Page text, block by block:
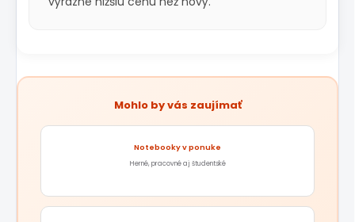
Mohlo by vás zaujímať
Notebooky v ponuke
Herné, pracovné aj študentské